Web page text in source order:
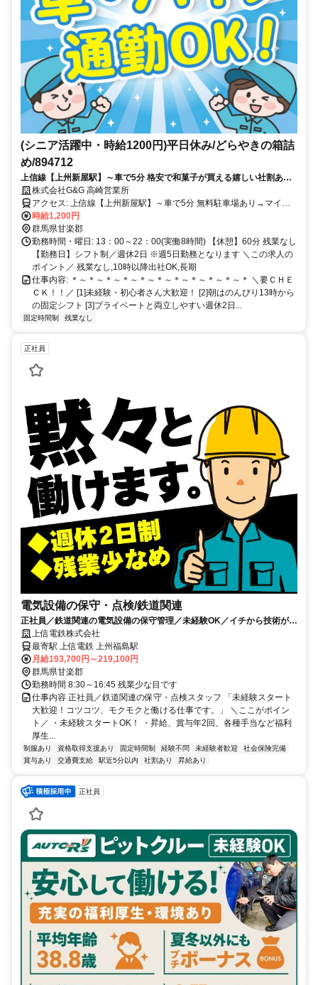
(シニア活躍中・時給1200円)平日休み/どらやきの箱詰
め/894712
上信線【上州新屋駅】～車で5分 格安で和菓子が買える嬉しい社割あり
＊ 残業は一切なしで定時退勤OK！ 髪色は茶髪のままでお仕事可能！
株式会社G&G 高崎営業所
アクセス: 上信線【上州新屋駅】～車で5分 無料駐車場あり→マイカ
ー、バイク通勤OK 交通費(ガソリン代)支給あり／規定
時給1,200円
群馬県甘楽郡
勤務時間・曜日: 13：00～22：00(実働8時間) 【休憩】60分 残業なし
【勤務日】シフト制／週休2日 ※週5日勤務となります ＼この求人の
ポイント／ 残業なし,10時以降出社OK,長期
仕事内容: ＊～＊～＊～＊～＊～＊～＊～＊～＊～＊～＊ ＼要ＣＨＥ
ＣＫ！！／ [1]未経験・初心者さん大歓迎！ [2]朝はのんびり13時から
の固定シフト [3]プライベートと両立しやすい週休2日...
固定時間制 残業なし
正社員
電気設備の保守・点検/鉄道関連
正社員／鉄道関連の電気設備の保守管理／未経験OK／イチから技術が身
につく！／週休2日・実働時間短め
上信電鉄株式会社
最寄駅 上信電鉄 上州福島駅
月給193,700円～219,100円
群馬県甘楽郡
勤務時間 8:30～16:45 残業少な目です
仕事内容 正社員／鉄道関連の保守・点検スタッフ 「未経験スタート
大歓迎！コツコツ、モクモクと働ける仕事です。」 ＼ここがポイン
ト／ ・未経験スタートOK！ ・昇給、賞与年2回、各種手当など福利
厚生...
制服あり 資格取得支援あり 固定時間制 経験不問 未経験者歓迎
社会保険完備
賞与あり
交通費支給 駅近5分以内 社割あり 昇給あり
正社員